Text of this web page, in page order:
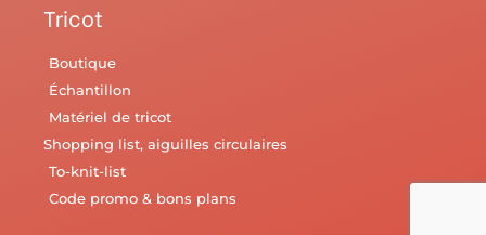
Tricot
Boutique
Échantillon
Matériel de tricot
Shopping list, aiguilles circulaires
To-knit-list
Code promo & bons plans